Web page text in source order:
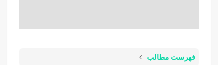
فهرست مطالب